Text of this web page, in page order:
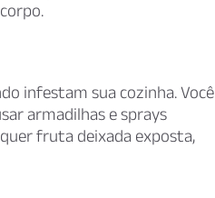
infestam sua cozinha. Você
armadilhas e sprays
fruta deixada exposta,